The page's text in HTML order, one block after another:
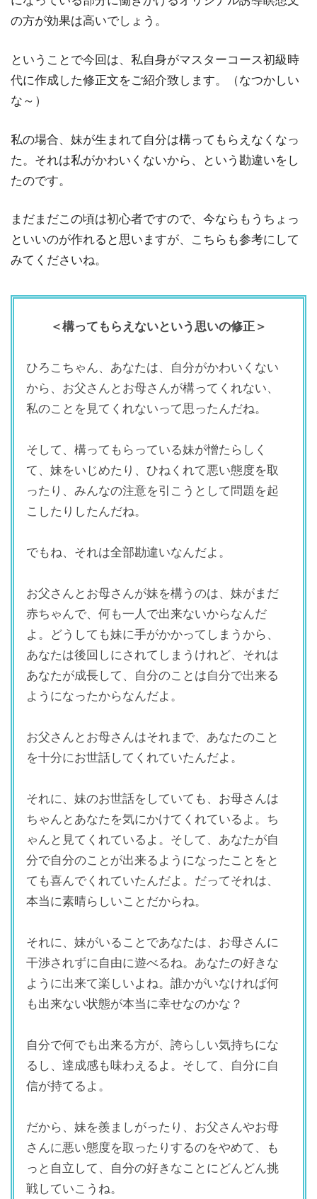
の方が効果は高いでしょう。
ということで今回は、私自身がマスターコース初級時
代に作成した修正文をご紹介致します。（なつかしい
な～）
私の場合、妹が生まれて自分は構ってもらえなくなっ
た。それは私がかわいくないから、という勘違いをし
たのです。
まだまだこの頃は初心者ですので、今ならもうちょっ
といいのが作れると思いますが、こちらも参考にして
みてくださいね。
＜構ってもらえないという思いの修正＞
ひろこちゃん、あなたは、自分がかわいくない
から、お父さんとお母さんが構ってくれない、
私のことを見てくれないって思ったんだね。
そして、構ってもらっている妹が憎たらしく
て、妹をいじめたり、ひねくれて悪い態度を取
ったり、みんなの注意を引こうとして問題を起
こしたりしたんだね。
でもね、それは全部勘違いなんだよ。
お父さんとお母さんが妹を構うのは、妹がまだ
赤ちゃんで、何も一人で出来ないからなんだ
よ。どうしても妹に手がかかってしまうから、
あなたは後回しにされてしまうけれど、それは
あなたが成長して、自分のことは自分で出来る
ようになったからなんだよ。
お父さんとお母さんはそれまで、あなたのこと
を十分にお世話してくれていたんだよ。
それに、妹のお世話をしていても、お母さんは
ちゃんとあなたを気にかけてくれているよ。ち
ゃんと見てくれているよ。そして、あなたが自
分で自分のことが出来るようになったことをと
ても喜んでくれていたんだよ。だってそれは、
本当に素晴らしいことだからね。
それに、妹がいることであなたは、お母さんに
干渉されずに自由に遊べるね。あなたの好きな
ように出来て楽しいよね。誰かがいなければ何
も出来ない状態が本当に幸せなのかな？
自分で何でも出来る方が、誇らしい気持ちにな
るし、達成感も味わえるよ。そして、自分に自
信が持てるよ。
だから、妹を羨ましがったり、お父さんやお母
さんに悪い態度を取ったりするのをやめて、も
っと自立して、自分の好きなことにどんどん挑
戦していこうね。